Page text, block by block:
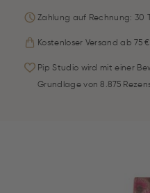
Zahlung auf Rechnung: 30
Kostenloser Versand ab 75 €
Pip Studio wird mit einer
Grundlage von 8.875